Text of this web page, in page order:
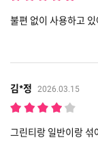
불편 없이 사용하고 있
김*정 2026.03.15
그린티랑 일반이랑 섞